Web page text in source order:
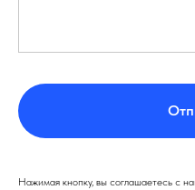
Нажимая кнопку, вы соглашаетесь с